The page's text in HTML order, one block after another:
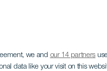
we and our 14 partners
data like your visit on this